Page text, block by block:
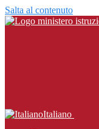
Salta al contenuto
Italiano